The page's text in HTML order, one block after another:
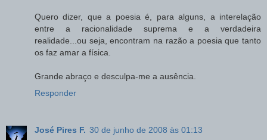
Quero dizer, que a poesia é, para alguns, a interelação
entre a racionalidade suprema e a verdadeira
realidade...ou seja, encontram na razão a poesia que tanto
os faz amar a física.
Grande abraço e desculpa-me a ausência.
Responder
José Pires F. 30 de junho de 2008 às 01:13